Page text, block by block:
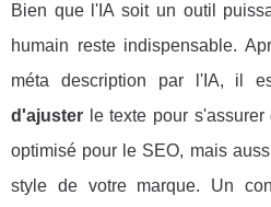
Bien que l'IA soit un outil
humain reste indispensable.
méta description par l'IA, il
d'ajuster le texte pour
optimisé pour le SEO, mais
style de votre marque. Un